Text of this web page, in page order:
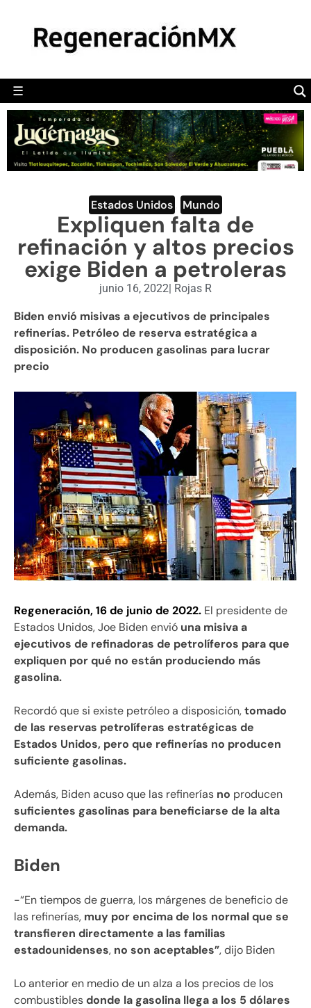
☰
POLÍTICA
CAMALEÓN
OPINIÓN
DEPORTES
ENGLISH SECTION
VIDEOS
Estados Unidos Mundo
Expliquen falta de
refinación y altos precios
exige Biden a petroleras
junio 16, 2022| Rojas R
Biden envió misivas a ejecutivos de principales
refinerías. Petróleo de reserva estratégica a
disposición. No producen gasolinas para lucrar
precio
Regeneración, 16 de junio de 2022. El presidente de
Estados Unidos, Joe Biden envió una misiva a
ejecutivos de refinadoras de petrolíferos para que
expliquen por qué no están produciendo más
gasolina.
Recordó que si existe petróleo a disposición,tomado
de las reservas petrolíferas estratégicas de
Estados Unidos, pero que refinerías no producen
suficiente gasolinas.
Además, Biden acuso que las refinerías no producen
suficientes gasolinas para beneficiarse de la alta
demanda.
Biden
-“En tiempos de guerra, los márgenes de beneficio de
las refinerías, muy por encima de los normal que se
transfieren directamente a las familias
estadounidenses, no son aceptables”, dijo Biden
Lo anterior en medio de un alza a los precios de los
combustiblesdonde la gasolina llega a los 5 dólares